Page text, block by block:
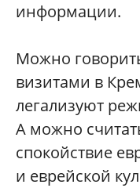
информации.
Можно
визитами в
легализуют
А можно
спокойствие
и еврейской